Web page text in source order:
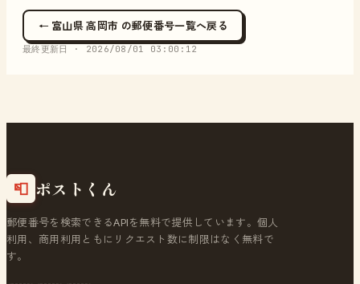
← 富山県 高岡市 の郵便番号一覧へ戻る
最終更新日 · 2026/08/01 03:00:12
📮 ポストくん
郵便番号を検索できるAPIを無料で提供しています。個人
利用、商用利用ともにリクエスト数に制限はなく無料で
す。